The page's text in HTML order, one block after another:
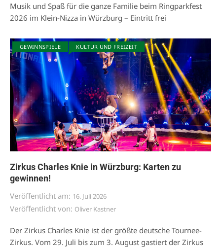
Musik und Spaß für die ganze Familie beim Ringparkfest
2026 im Klein-Nizza in Würzburg – Eintritt frei
GEWINNSPIELE KULTUR UND FREIZEIT
Zirkus Charles Knie in Würzburg: Karten zu
gewinnen!
Veröffentlicht am: 16. Juli 2026
Veröffentlicht von: Oliver Kastner
Der Zirkus Charles Knie ist der größte deutsche Tournee-
Zirkus. Vom 29. Juli bis zum 3. August gastiert der Zirkus